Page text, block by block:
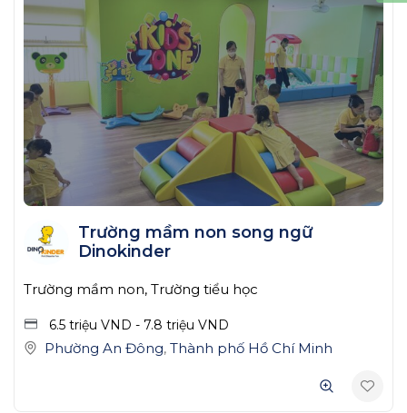
Trường mầm non song ngữ
Dinokinder
Trường mầm non, Trường tiểu học
6.5 triệu VND - 7.8 triệu VND
Phường An Đông, Thành phố Hồ Chí Minh